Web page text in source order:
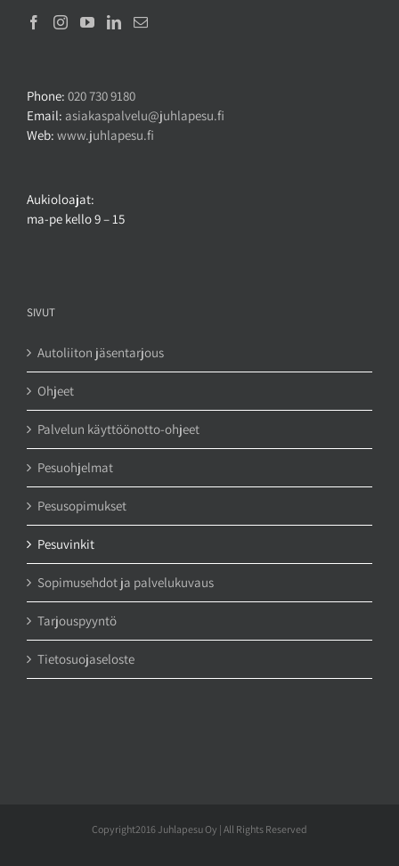
Phone: 020 730 9180
Email: asiakaspalvelu@juhlapesu.fi
Web: www.juhlapesu.fi
Aukioloajat:
ma-pe kello 9 – 15
SIVUT
Autoliiton jäsentarjous
Ohjeet
Palvelun käyttöönotto-ohjeet
Pesuohjelmat
Pesusopimukset
Pesuvinkit
Sopimusehdot ja palvelukuvaus
Tarjouspyyntö
Tietosuojaseloste
Copyright2016 Juhlapesu Oy | All Rights Reserved